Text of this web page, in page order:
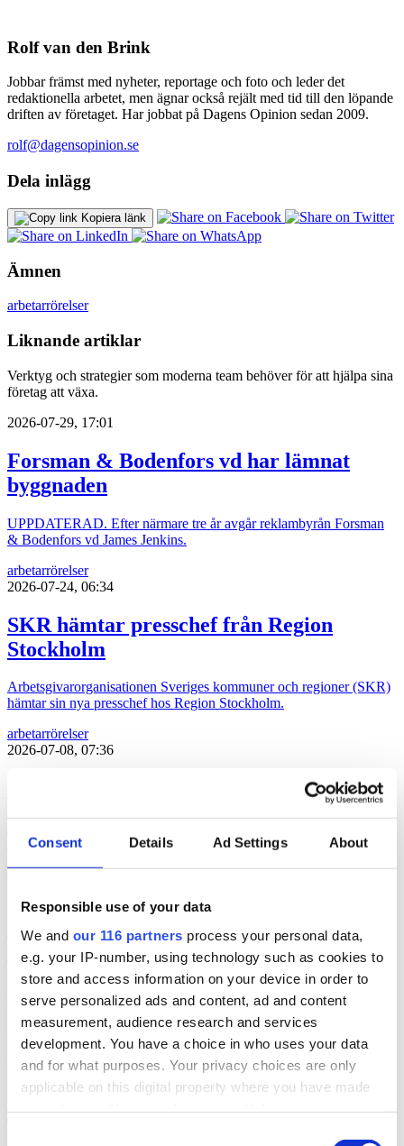
Consent Details Ad Settings About
Responsible use of your data
We and our 116 partners process your personal data,
e.g. your IP-number, using technology such as cookies to
store and access information on your device in order to
serve personalized ads and content, ad and content
measurement, audience research and services
development. You have a choice in who uses your data
and for what purposes. Your privacy choices are only
applicable on this digital property where you have made
Rolf van den Brink
Jobbar främst med nyheter, reportage och foto och leder det
redaktionella arbetet, men ägnar också rejält med tid till den löpande
driften av företaget. Har jobbat på Dagens Opinion sedan 2009.
rolf@dagensopinion.se
Dela inlägg
Kopiera länk
Ämnen
arbetarrörelser
Liknande artiklar
Verktyg och strategier som moderna team behöver för att hjälpa sina
företag att växa.
2026-07-29, 17:01
Forsman & Bodenfors vd har lämnat
byggnaden
UPPDATERAD. Efter närmare tre år avgår reklambyrån Forsman
& Bodenfors vd James Jenkins.
arbetarrörelser
2026-07-24, 06:34
SKR hämtar presschef från Region
Stockholm
Arbetsgivarorganisationen Sveriges kommuner och regioner (SKR)
hämtar sin nya presschef hos Region Stockholm.
arbetarrörelser
2026-07-08, 07:36
Reklamprofil ska lyfta fotograferna
reklambranschen som ny verksamhetsledare.
arbetarrörelser
Statssekreterare lämnar regeringen för
nya jobb
Inför en eventuell valförlust kan det vara läge att ge
regeringstrotjänare nya jobb. I alla fall har två statssekreterare i
Tidöregeringen på kort tid utnämnts till långsiktiga roller.
arbetarrörelser
2026-07-03, 06:04